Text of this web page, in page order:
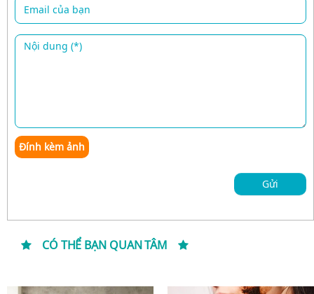
Đính kèm ảnh
Gửi
CÓ THỂ BẠN QUAN TÂM